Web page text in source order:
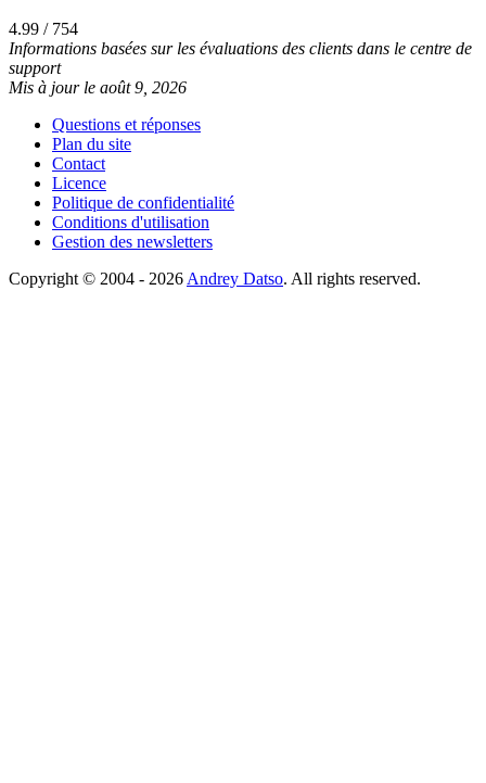
4.99 / 754
Informations basées sur les évaluations des clients dans le centre de
support
Mis à jour le août 9, 2026
Questions et réponses
Plan du site
Contact
Licence
Politique de confidentialité
Conditions d'utilisation
Gestion des newsletters
Copyright © 2004 - 2026Andrey Datso. All rights reserved.